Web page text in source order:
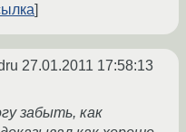
27.01.2011 17:58:13
забыть, как